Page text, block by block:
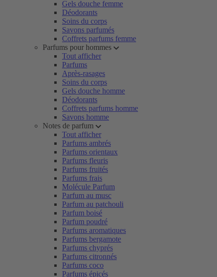
Gels douche femme
Déodorants
Soins du corps
Savons parfumés
Coffrets parfums femme
Parfums pour hommes
Tout afficher
Parfums
Après-rasages
Soins du corps
Gels douche homme
Déodorants
Coffrets parfums homme
Savons homme
Notes de parfum
Tout afficher
Parfums ambrés
Parfums orientaux
Parfums fleuris
Parfums fruités
Parfums frais
Molécule Parfum
Parfum au musc
Parfum au patchouli
Parfum boisé
Parfum poudré
Parfums aromatiques
Parfums bergamote
Parfums chyprés
Parfums citronnés
Parfums coco
Parfums épicés